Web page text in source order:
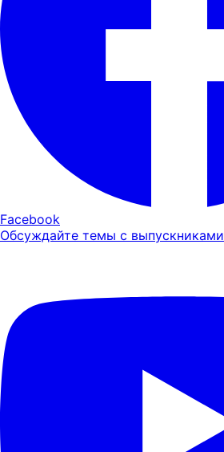
Facebook
Обсуждайте темы с выпускниками